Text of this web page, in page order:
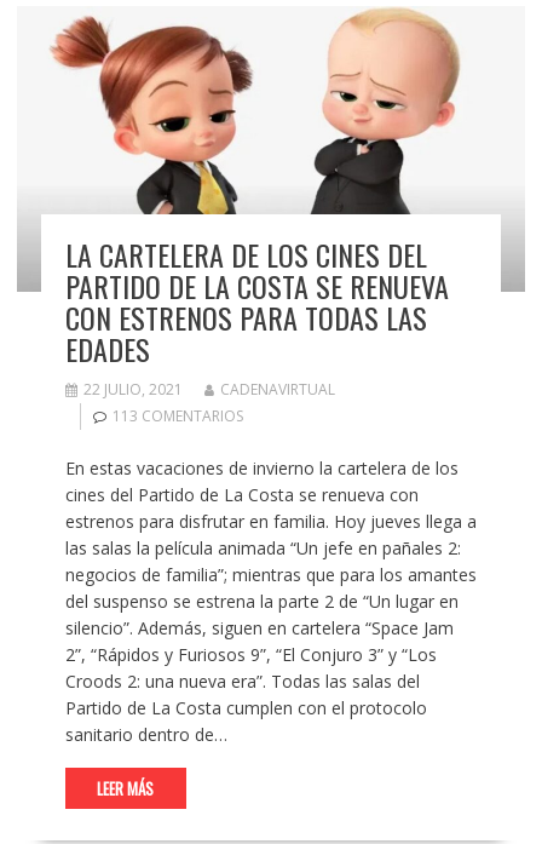
LA CARTELERA DE LOS CINES DEL
PARTIDO DE LA COSTA SE RENUEVA
CON ESTRENOS PARA TODAS LAS
EDADES
22 JULIO, 2021
CADENAVIRTUAL
113 COMENTARIOS
En estas vacaciones de invierno la cartelera de los
cines del Partido de La Costa se renueva con
estrenos para disfrutar en familia. Hoy jueves llega a
las salas la película animada “Un jefe en pañales 2:
negocios de familia”; mientras que para los amantes
del suspenso se estrena la parte 2 de “Un lugar en
silencio”. Además, siguen en cartelera “Space Jam
2”, “Rápidos y Furiosos 9”, “El Conjuro 3” y “Los
Croods 2: una nueva era”. Todas las salas del
Partido de La Costa cumplen con el protocolo
sanitario dentro de…
LEER MÁS